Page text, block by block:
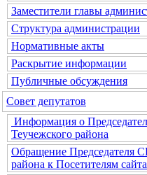
Заместители главы
Структура администрации
Нормативные акты
Раскрытие информации
Публичные обсуждения
Совет депутатов
Информация о
Теучежского района
Обращение Председателя
района к Посетителям сайта